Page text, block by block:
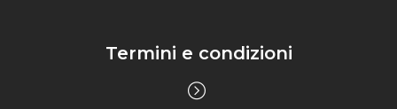
Termini e condizioni